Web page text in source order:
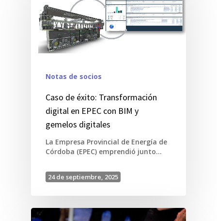
Notas de socios
Caso de éxito: Transformación
digital en EPEC con BIM y
gemelos digitales
La Empresa Provincial de Energía de
Córdoba (EPEC) emprendió junto…
24 de septiembre, 2025